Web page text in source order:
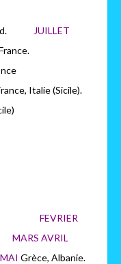
JUILLET
France.
Italie (Sicile).
(Sicile)
FEVRIER
MARS AVRIL
MAI Grèce, Albanie.